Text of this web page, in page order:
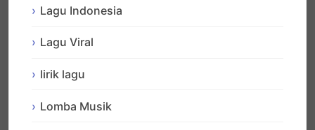
Lagu Indonesia
Lagu Viral
lirik lagu
Lomba Musik